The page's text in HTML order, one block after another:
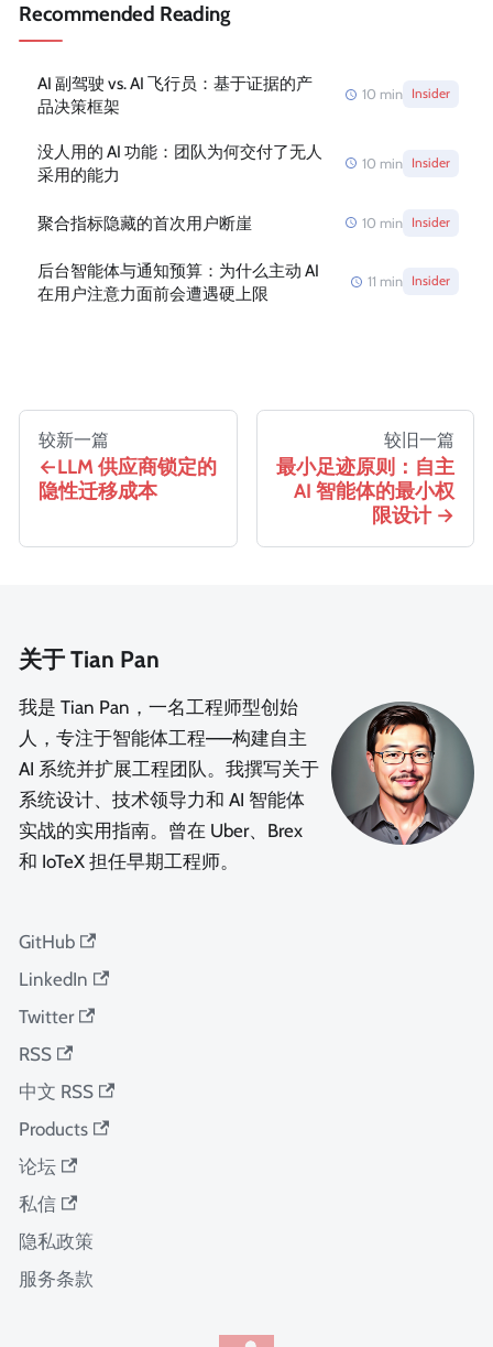
Recommended Reading
AI 副驾驶 vs. AI 飞行员：基于证据的产
品决策框架
10 min Insider
没人用的 AI 功能：团队为何交付了无人
采用的能力
10 min Insider
聚合指标隐藏的首次用户断崖 10 min Insider
后台智能体与通知预算：为什么主动 AI
在用户注意力面前会遭遇硬上限
11 min Insider
较新一篇
LLM 供应商锁定的
隐性迁移成本
较旧一篇
最小足迹原则：自主
AI 智能体的最小权
限设计
关于 Tian Pan
我是 Tian Pan，一名工程师型创始
人，专注于智能体工程——构建自主
AI 系统并扩展工程团队。我撰写关于
系统设计、技术领导力和 AI 智能体
实战的实用指南。曾在 Uber、Brex
和 IoTeX 担任早期工程师。
GitHub
LinkedIn
Twitter
RSS
中文 RSS
Products
论坛
私信
隐私政策
服务条款